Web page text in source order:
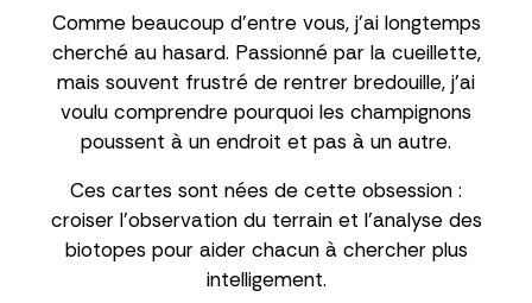
Comme beaucoup d’entre vous, j’ai longtemps
cherché au hasard. Passionné par la cueillette,
mais souvent frustré de rentrer bredouille, j’ai
voulu comprendre pourquoi les champignons
poussent à un endroit et pas à un autre.
Ces cartes sont nées de cette obsession :
croiser l’observation du terrain et l’analyse des
biotopes pour aider chacun à chercher plus
intelligement.